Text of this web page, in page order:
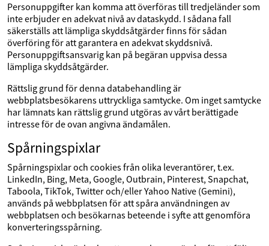
Personuppgifter kan komma att överföras till tredjeländer som
inte erbjuder en adekvat nivå av dataskydd. I sådana fall
säkerställs att lämpliga skyddsåtgärder finns för sådan
överföring för att garantera en adekvat skyddsnivå.
Personuppgiftsansvarig kan på begäran uppvisa dessa
lämpliga skyddsåtgärder.
Rättslig grund för denna databehandling är
webbplatsbesökarens uttryckliga samtycke. Om inget samtycke
har lämnats kan rättslig grund utgöras av vårt berättigade
intresse för de ovan angivna ändamålen.
Spårningspixlar
Spårningspixlar och cookies från olika leverantörer, t.ex.
LinkedIn, Bing, Meta, Google, Outbrain, Pinterest, Snapchat,
Taboola, TikTok, Twitter och/eller Yahoo Native (Gemini),
används på webbplatsen för att spåra användningen av
webbplatsen och besökarnas beteende i syfte att genomföra
konverteringsspårning.